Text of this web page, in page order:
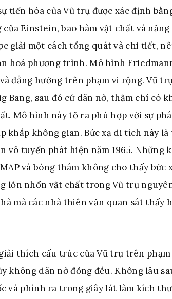
tiến hóa của Vũ trụ được xác định
Einstein, bao hàm vật chất và năng
giải một cách tổng quát và chi tiết,
hoá phương trình. Mô hình
đẳng hướng trên phạm vi rộng. Vũ
Bang, sau đó cứ dãn nở, thậm chí có
Mô hình này tỏ ra phù hợp với sự
khắp không gian. Bức xạ di tích này là
vô tuyến phát hiện năm 1965. Những
và bóng thám không cho thấy bức
lổn nhổn vật chất trong Vũ trụ
mà các nhà thiên văn quan sát thấy
thích cấu trúc của Vũ trụ trên
không dãn nở đồng đều. Không lâu
và phình ra trong giây lát làm kích